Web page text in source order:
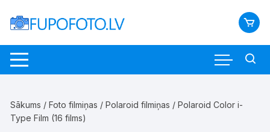
Sākums /Foto filmiņas /Polaroid filmiņas / Polaroid Color i-
Type Film (16 films)